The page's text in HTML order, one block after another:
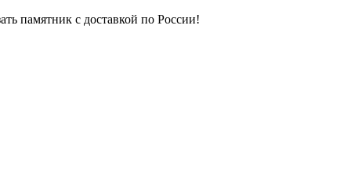
памятник с доставкой по России!